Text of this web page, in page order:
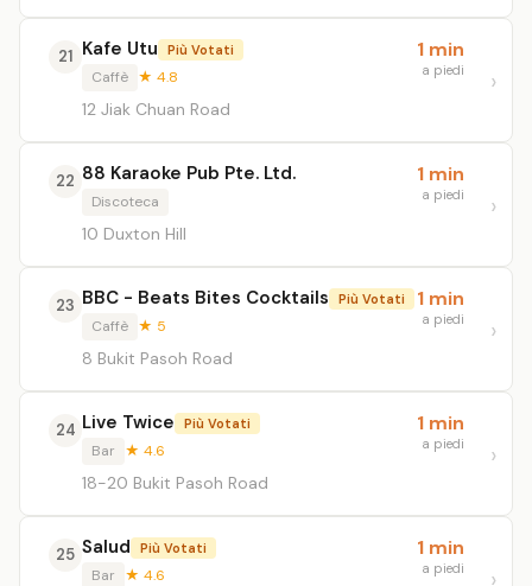
21 Kafe Utu Più Votati
Caffè ★ 4.8
12 Jiak Chuan Road
1 min
a piedi
22 88 Karaoke Pub Pte. Ltd.
Discoteca
10 Duxton Hill
1 min
a piedi
23 BBC - Beats Bites Cocktails Più Votati
Caffè ★ 5
8 Bukit Pasoh Road
1 min
a piedi
24 Live Twice Più Votati
Bar ★ 4.6
18-20 Bukit Pasoh Road
1 min
a piedi
25 Salud Più Votati
Bar ★ 4.6
1 min
a piedi